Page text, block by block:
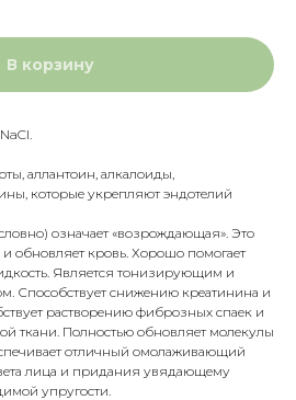
В корзину
аллантоин, алкалоиды,
которые укрепляют эндотелий
означает «возрождающая». Это
обновляет кровь. Хорошо помогает
Является тонизирующим и
Способствует снижению креатинина и
растворению фиброзных спаек и
ткани. Полностью обновляет молекулы
отличный омолаживающий
лица и придания увядающему
упругости.